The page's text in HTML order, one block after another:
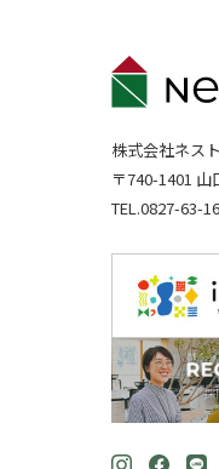
株式会社ネス
〒740-1401
TEL.0827-63-